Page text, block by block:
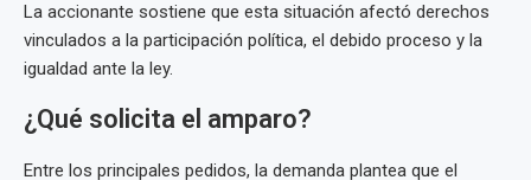
La accionante sostiene que esta situación afectó derechos
vinculados a la participación política, el debido proceso y la
igualdad ante la ley.
¿Qué solicita el amparo?
Entre los principales pedidos, la demanda plantea que el